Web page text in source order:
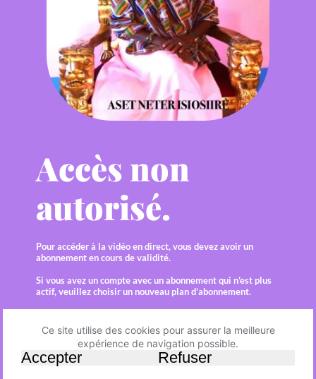
Ce site utilise des cookies pour assurer la meilleure
expérience de navigation possible.
Accepter Refuser
Accès non
autorisé.
Pour accéder à la vidéo en direct, vous devez avoir un
abonnement en cours de validité.
Si vous avez un compte avec un abonnement qui n’est plus
actif, veuillez choisir un nouveau plan d’abonnement.
Je choisis mon abonnement